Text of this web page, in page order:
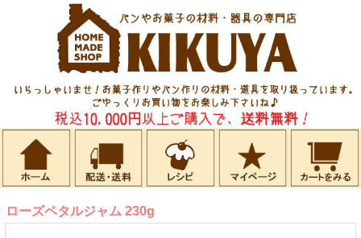
ローズペタルジャム 230g